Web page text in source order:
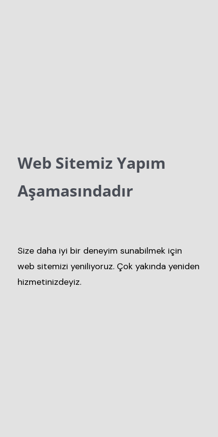
Web Sitemiz Yapım
Aşamasındadır
Size daha iyi bir deneyim sunabilmek için
web sitemizi yeniliyoruz. Çok yakında yeniden
hizmetinizdeyiz.